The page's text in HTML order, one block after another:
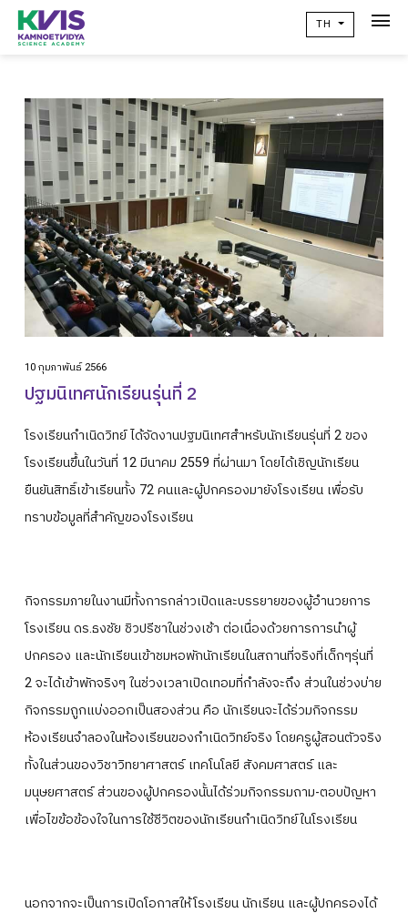
TH
เกี่ยวกับเรา
วิจัยผลสัมฤทธิ์ทางการเรียน
ข่าวสาร
เเคมปัสไลฟ์
คอมมูนิตี้
ติดต่อเรา
alumni
ปฏิทินโรงเรียน
ปฎิทินการศึกษา
10 กุมภาพันธ์ 2566
ปฐมนิเทศนักเรียนรุ่นที่ 2
โรงเรียนกำเนิดวิทย์ ได้จัดงานปฐมนิเทศสำหรับนักเรียนรุ่นที่ 2 ของ
โรงเรียนขึ้นในวันที่ 12 มีนาคม 2559 ที่ผ่านมา โดยได้เชิญนักเรียน
ยืนยันสิทธิ์เข้าเรียนทั้ง 72 คนและผู้ปกครองมายังโรงเรียน เพื่อรับ
ทราบข้อมูลที่สำคัญของโรงเรียน
กิจกรรมภายในงานมีทั้งการกล่าวเปิดและบรรยายของผู้อำนวยการ
โรงเรียน ดร.ธงชัย ชิวปรีชาในช่วงเช้า ต่อเนื่องด้วยการการนำผู้
ปกครอง และนักเรียนเข้าชมหอพักนักเรียนในสถานที่จริงที่เด็กๆรุ่นที่
2 จะได้เข้าพักจริงๆ ในช่วงเวลาเปิดเทอมที่กำลังจะถึง ส่วนในช่วงบ่าย
กิจกรรมถูกแบ่งออกเป็นสองส่วน คือ นักเรียนจะได้ร่วมกิจกรรม
ห้องเรียนจำลองในห้องเรียนของกำเนิดวิทย์จริง โดยครูผู้สอนตัวจริง
ทั้งในส่วนของวิชาวิทยาศาสตร์ เทคโนโลยี สังคมศาสตร์ และ
มนุษยศาสตร์ ส่วนของผู้ปกครองนั้นได้ร่วมกิจกรรมถาม-ตอบปัญหา
เพื่อไขข้อข้องใจในการใช้ชีวิตของนักเรียนกำเนิดวิทย์ในโรงเรียน
นอกจากจะเป็นการเปิดโอกาสให้โรงเรียน นักเรียน และผู้ปกครองได้